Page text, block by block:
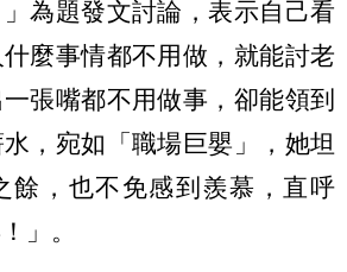
為題發文討論，表示自己看
麼事情都不用做，就能討老
張嘴都不用做事，卻能領到
，宛如「職場巨嬰」，她坦
餘，也不免感到羨慕，直呼
」。